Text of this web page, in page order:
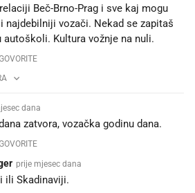
Beč-Brno-Prag i sve kaj mogu
najdebilniji vozači. Nekad se zapitaš
autoškoli. Kultura vožnje na nuli.
dana
zatvora, vozačka godinu dana.
prije mjesec dana
ili Skadinaviji.